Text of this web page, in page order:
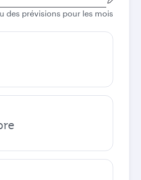
des prévisions pour les mois